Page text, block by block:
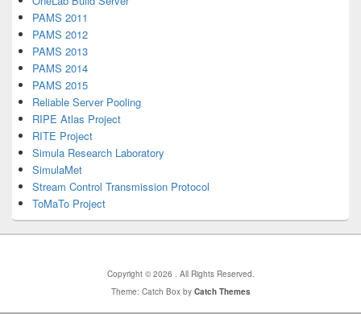
PAMS 2011
PAMS 2012
PAMS 2013
PAMS 2014
PAMS 2015
Reliable Server Pooling
RIPE Atlas Project
RITE Project
Simula Research Laboratory
SimulaMet
Stream Control Transmission Protocol
ToMaTo Project
Copyright © 2026 . All Rights Reserved.
Theme: Catch Box by Catch Themes